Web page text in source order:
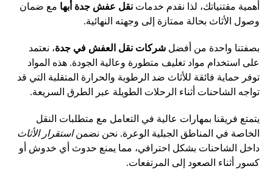
أهمية مقتنياتك، لذا نقدم خدماتنقل عفش جدة أبها مع ضمان
وصول الأثاث بحالة ممتازة إلى وجهته النهائية.
بصفتنا واحدة من أفضلشركات نقل العفش في جدة، نعتمد
على استخدام مواد تغليف متطورة وعالية الجودة. هذه المواد
توفر حماية فائقة للأثاث ضد الرطوبة والحرارة المتقلبة التي قد
تواجه الشاحنات أثناء الرحلات الطويلة عبر الطرق السريعة.
يتمتع فريقنا بمهارات عالية في التعامل مع متطلبات النقل
الخاصة في المناطق الجبلية الوعرة. نحن نضمناستقرار الأثاث
داخل الشاحنات بشكل احترافي، مما يمنع حدوث أي خدوش أو
كسور أثناء الصعود إلى المرتفعات.